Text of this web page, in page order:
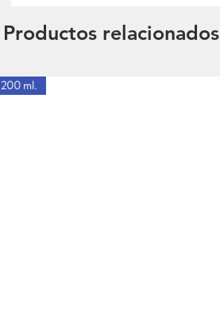
Productos relacionados
200 ml.